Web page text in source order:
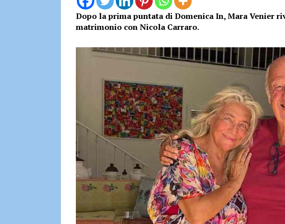
Dopo la prima puntata di Domenica In, Mara Venier
matrimonio con Nicola Carraro.